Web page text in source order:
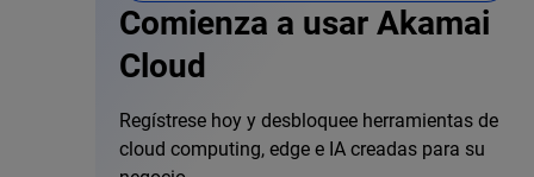
Comienza a usar Akamai
Cloud
Regístrese hoy y desbloquee herramientas de
cloud computing, edge e IA creadas para su